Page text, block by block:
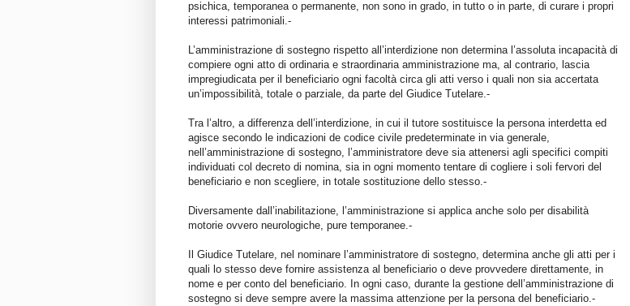
psichica, temporanea o permanente, non sono in grado, in tutto o in parte, di curare i propri
interessi patrimoniali.-
L’amministrazione di sostegno rispetto all’interdizione non determina l’assoluta incapacità di
compiere ogni atto di ordinaria e straordinaria amministrazione ma, al contrario, lascia
impregiudicata per il beneficiario ogni facoltà circa gli atti verso i quali non sia accertata
un’impossibilità, totale o parziale, da parte del Giudice Tutelare.-
Tra l’altro, a differenza dell’interdizione, in cui il tutore sostituisce la persona interdetta ed
agisce secondo le indicazioni de codice civile predeterminate in via generale,
nell’amministrazione di sostegno, l’amministratore deve sia attenersi agli specifici compiti
individuati col decreto di nomina, sia in ogni momento tentare di cogliere i soli fervori del
beneficiario e non scegliere, in totale sostituzione dello stesso.-
Diversamente dall’inabilitazione, l’amministrazione si applica anche solo per disabilità
motorie ovvero neurologiche, pure temporanee.-
Il Giudice Tutelare, nel nominare l’amministratore di sostegno, determina anche gli atti per i
quali lo stesso deve fornire assistenza al beneficiario o deve provvedere direttamente, in
nome e per conto del beneficiario. In ogni caso, durante la gestione dell’amministrazione di
sostegno si deve sempre avere la massima attenzione per la persona del beneficiario.-